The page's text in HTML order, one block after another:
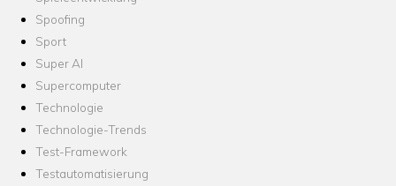
Spoofing
Sport
Super AI
Supercomputer
Technologie
Technologie-Trends
Test-Framework
Testautomatisierung